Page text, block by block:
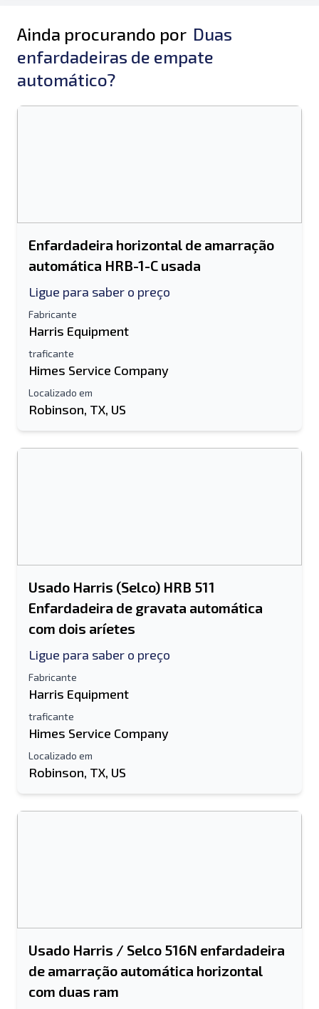
Ainda procurando por Duas
enfardadeiras de empate
automático?
Enfardadeira horizontal de amarração
automática HRB-1-C usada
Ligue para saber o preço
Fabricante
Harris Equipment
traficante
Himes Service Company
Localizado em
Robinson, TX, US
Usado Harris (Selco) HRB 511
Enfardadeira de gravata automática
com dois aríetes
Ligue para saber o preço
Fabricante
Harris Equipment
traficante
Himes Service Company
Localizado em
Robinson, TX, US
Usado Harris / Selco 516N enfardadeira
de amarração automática horizontal
com duas ram